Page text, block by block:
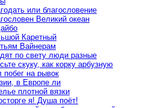
или благословение
Великий океан
Каретный
Вайнерам
по свету люди разные
скуку, как корку арбузную
побег на рывок
в Европе ли
плотной вязки
я! Душа поёт!